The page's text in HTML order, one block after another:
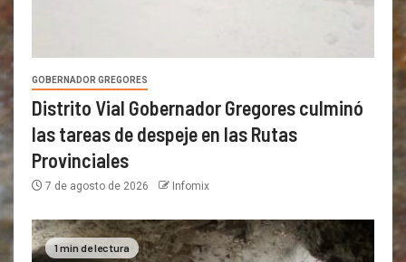
GOBERNADOR GREGORES
Distrito Vial Gobernador Gregores culminó
las tareas de despeje en las Rutas
Provinciales
7 de agosto de 2026 Infomix
1 min de lectura